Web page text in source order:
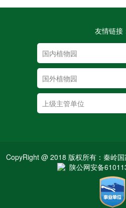
友情链接
CopyRight @ 2018 版权所有：秦岭
陕公网安备